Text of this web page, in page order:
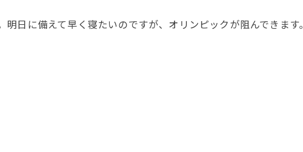
日に備えて早く寝たいのですが、オリンピックが阻んできます。